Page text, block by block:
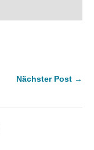
Nächster Post →